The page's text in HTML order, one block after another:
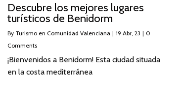
Descubre los mejores lugares
turísticos de Benidorm
By Turismo en Comunidad Valenciana | 19 Abr, 23 | 0
Comments
¡Bienvenidos a Benidorm! Esta ciudad situada
en la costa mediterránea